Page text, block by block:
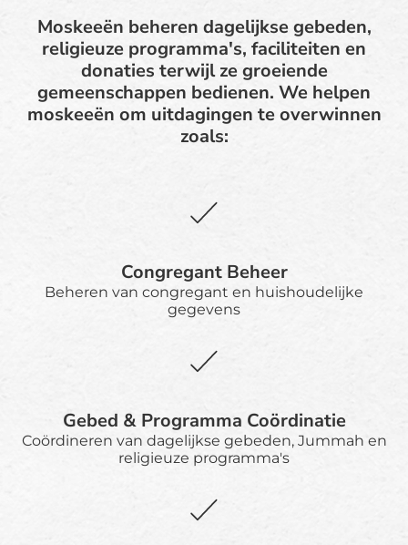
Moskeeën beheren dagelijkse gebeden,
religieuze programma's, faciliteiten en
donaties terwijl ze groeiende
gemeenschappen bedienen. We helpen
moskeeën om uitdagingen te overwinnen
zoals:
Congregant Beheer
Beheren van congregant en huishoudelijke
gegevens
Gebed & Programma Coördinatie
Coördineren van dagelijkse gebeden, Jummah en
religieuze programma's